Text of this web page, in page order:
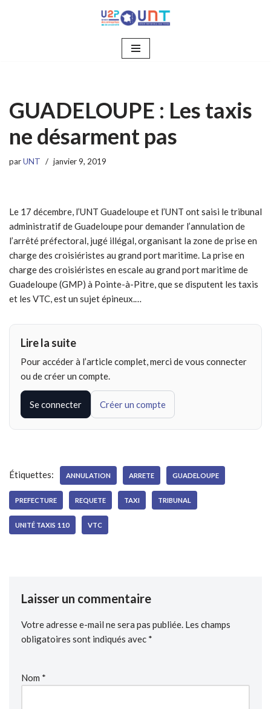
GUADELOUPE : Les taxis
ne désarment pas
parUNT janvier 9, 2019
Le 17 décembre, l’UNT Guadeloupe et l’UNT ont saisi le tribunal
administratif de Guadeloupe pour demander l’annulation de
l’arrêté préfectoral, jugé illégal, organisant la zone de prise en
charge des croisiéristes au grand port maritime. La prise en
charge des croisiéristes en escale au grand port maritime de
Guadeloupe (GMP) à Pointe-à-Pitre, que se disputent les taxis
et les VTC, est un sujet épineux.…
Lire la suite
Pour accéder à l’article complet, merci de vous connecter
ou de créer un compte.
Se connecter Créer un compte
Étiquettes: ANNULATION ARRETE GUADELOUPE
PREFECTURE REQUETE TAXI TRIBUNAL
UNITÉ TAXIS 110 VTC
Laisser un commentaire
Votre adresse e-mail ne sera pas publiée. Les champs
obligatoires sont indiqués avec *
Nom *